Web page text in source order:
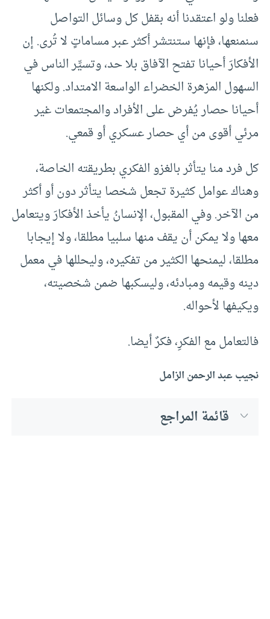
فعلنا ولو اعتقدنا أنه بقفل كل وسائل التواصل
سنمنعها، فإنها ستنتشر أكثر عبر مساماتٍ لا تُرى. إن
الأفكارَ أحيانا تفتح الآفاق بلا حد، وتسيِّر الناس في
السهول المزهرة الخضراء الواسعة الامتداد. ولكنها
أحيانا حصار يُفرض على الأفراد والمجتمعات غير
مرئي أقوى من أي حصار عسكري أو قمعي.
كل فرد منا يتأثر بالغزو الفكري بطريقته الخاصة،
وهناك عوامل كثيرة تجعل شخصا يتأثر دون أو أكثر
من الآخر. وفي المقبول، الإنسانُ يأخذ الأفكارَ ويتعامل
معها ولا يمكن أن يقف منها سلبيا مطلقا، ولا إيجابا
مطلقا، ليمنحها الكثير من تفكيره، وليحللها في معمل
دينه وقيمه ومبادئه، وليسكبها ضمن شخصيته،
ويكيفها لأحواله.
فالتعامل مع الفكرِ، فكرٌ أيضا.
نجيب عبد الرحمن الزامل
قائمة المراجع